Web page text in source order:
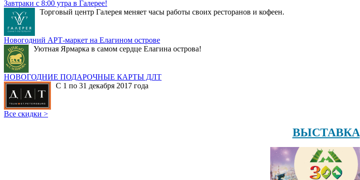
Завтраки с 8:00 утра в Галерее!
Торговый центр Галерея меняет часы работы своих ресторанов и кофеен.
Новогодний АРТ-маркет на Елагином острове
Уютная Ярмарка в самом сердце Елагина острова!
НОВОГОДНИЕ ПОДАРОЧНЫЕ КАРТЫ ДЛТ
С 1 по 31 декабря 2017 года
Все скидки >
ВЫСТАВКА